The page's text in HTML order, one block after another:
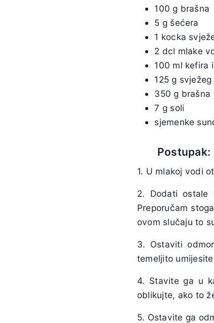
100 g brašna
5 g šećera
1 kocka
2 dcl mlake
100 ml kefira
125 g
350 g brašna
7 g soli
sjemenke
Postupak:
1. U mlakoj vodi
2. Dodati ostale
Preporučam
ovom slučaju to
3. Ostaviti
temeljito
4. Stavite ga u
oblikujte, ako to
5. Ostavite ga